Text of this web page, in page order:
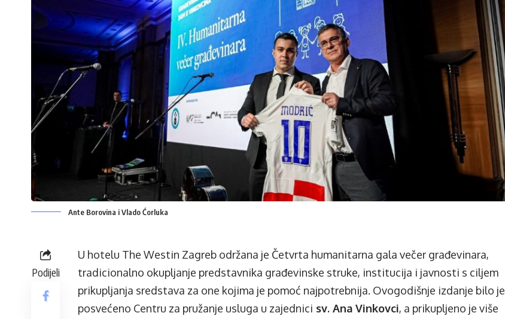
Ante Borovina i Vlado Ćorluka
Podijeli
U hotelu The Westin Zagreb održana je Četvrta humanitarna gala večer građevinara,
tradicionalno okupljanje predstavnika građevinske struke, institucija i javnosti s ciljem
prikupljanja sredstava za one kojima je pomoć najpotrebnija. Ovogodišnje izdanje bilo je
posvećeno Centru za pružanje usluga u zajednici sv. Ana Vinkovci, a prikupljeno je više